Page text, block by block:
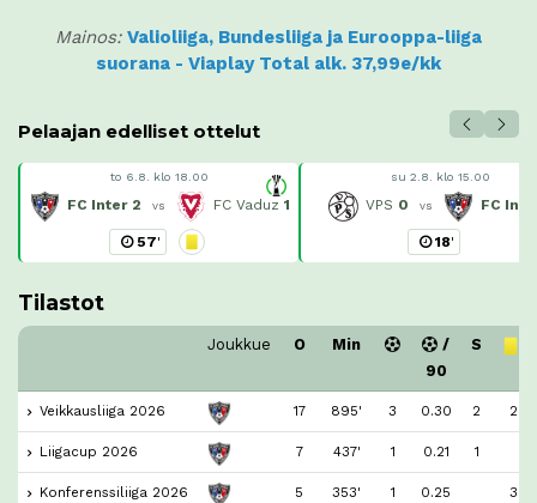
Mainos: Valioliiga, Bundesliiga ja Eurooppa-liiga
suorana - Viaplay Total alk. 37,99e/kk
Pelaajan edelliset ottelut
to 6.8. klo 18.00
FC Inter 2 vs FC Vaduz 1
57'
su 2.8. klo 15.00
VPS 0 vs FC
18'
Tilastot
Joukkue O Min
/
90
S
Veikkausliiga 2026 17 895' 3 0.30 2 2
Liigacup 2026 7 437' 1 0.21 1
Konferenssiliiga 2026 5 353' 1 0.25 3